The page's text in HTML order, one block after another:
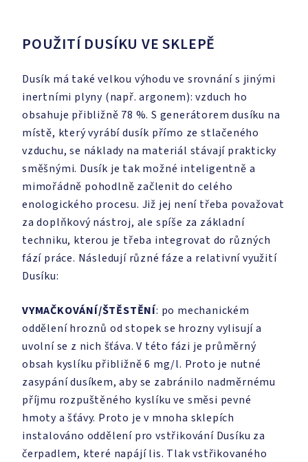
POUŽITÍ DUSÍKU VE SKLEPĚ
Dusík má také velkou výhodu ve srovnání s jinými
inertními plyny (např. argonem): vzduch ho
obsahuje přibližně 78 %. S generátorem dusíku na
místě, který vyrábí dusík přímo ze stlačeného
vzduchu, se náklady na materiál stávají prakticky
směšnými. Dusík je tak možné inteligentně a
mimořádně pohodlně začlenit do celého
enologického procesu. Již jej není třeba považovat
za doplňkový nástroj, ale spíše za základní
techniku, kterou je třeba integrovat do různých
fází práce. Následují různé fáze a relativní využití
Dusíku:
VYMAČKOVÁNÍ/ŠTĚSTĚNÍ: po mechanickém
oddělení hroznů od stopek se hrozny vylisují a
uvolní se z nich šťáva. V této fázi je průměrný
obsah kyslíku přibližně 6 mg/l. Proto je nutné
zasypání dusíkem, aby se zabránilo nadměrnému
příjmu rozpuštěného kyslíku ve směsi pevné
hmoty a šťávy. Proto je v mnoha sklepích
instalováno oddělení pro vstřikování Dusíku za
čerpadlem, které napájí lis. Tlak vstřikovaného